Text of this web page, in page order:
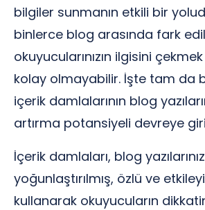
bilgiler sunmanın etkili bir
binlerce blog arasında fark
okuyucularınızın ilgisini
kolay olmayabilir. İşte tam da
içerik damlalarının blog
artırma potansiyeli devreye
İçerik damlaları, blog
yoğunlaştırılmış, özlü ve
kullanarak okuyucuların